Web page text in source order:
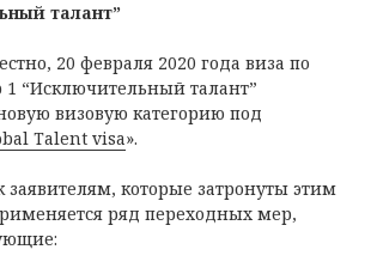
талант”
20 февраля 2020 года виза по
1 “Исключительный талант”
визовую категорию под
Talent visa».
которые затронуты этим
ряд переходных мер,